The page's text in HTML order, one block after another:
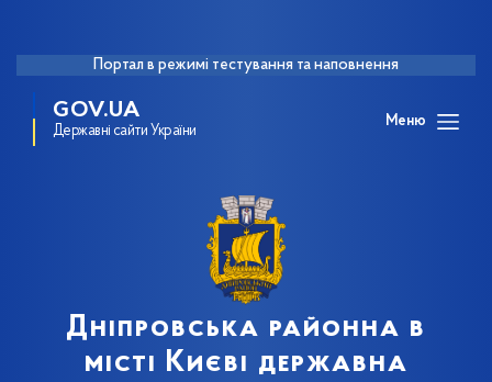
Портал в режимі тестування та наповнення
GOV.UA
Державні сайти України
Меню
Дніпровська районна в
місті Києві державна